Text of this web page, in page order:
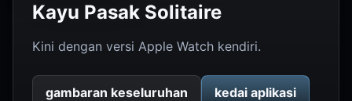
Kayu Pasak Solitaire
Kini dengan versi Apple Watch kendiri.
gambaran keseluruhan kedai aplikasi